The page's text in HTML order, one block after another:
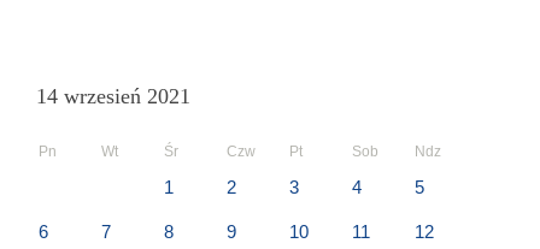
14 wrzesień 2021
Pn Wt Śr Czw Pt Sob Ndz
1 2 3 4 5
6 7 8 9 10 11 12